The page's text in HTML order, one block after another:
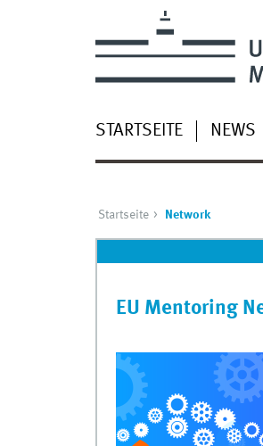
STARTSEITE NEWS
Startseite Network
EU Mentoring